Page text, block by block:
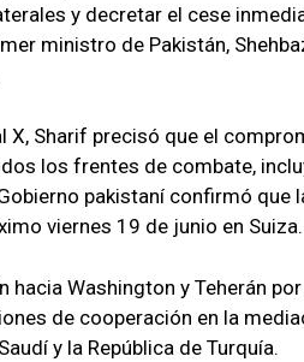
y decretar el cese
ministro de Pakistán,
Sharif precisó que el
los frentes de combate,
pakistaní confirmó que
viernes 19 de junio en Suiza.
Washington y Teherán
de cooperación en la
y la República de Turquía.